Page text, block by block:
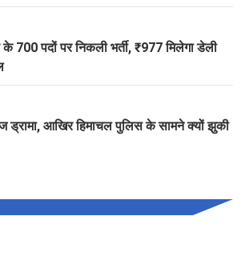
700 पदों पर निकली भर्ती, ₹977 मिलेगा डेली
ड्रामा, आखिर हिमाचल पुलिस के सामने क्यों झुकी